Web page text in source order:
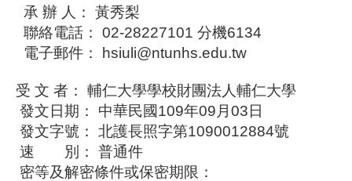
承 辦 人： 黃秀梨
聯絡電話： 02-28227101 分機6134
電子郵件： hsiuli@ntunhs.edu.tw
受 文 者： 輔仁大學學校財團法人輔仁大學
發文日期： 中華民國109年09月03日
發文字號： 北護長照字第1090012884號
速 別： 普通件
密等及解密條件或保密期限：